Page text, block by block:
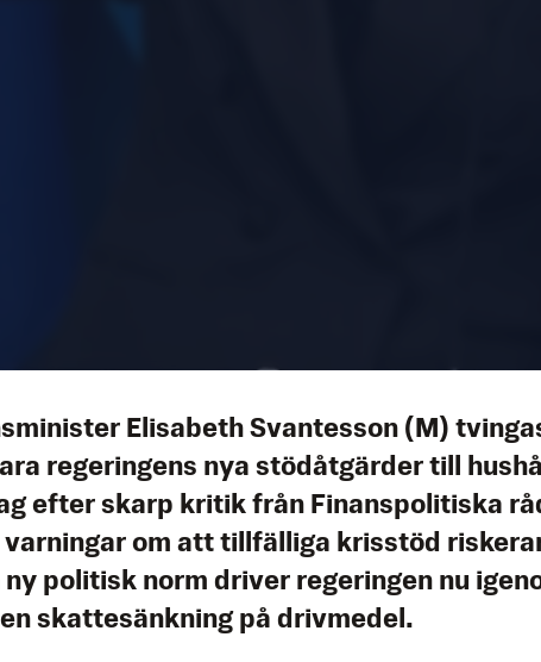
Elisabeth Svantesson (M)
regeringens nya stödåtgärder till
efter skarp kritik från Finanspolitiska
varningar om att tillfälliga krisstöd
ny politisk norm driver regeringen nu
skattesänkning på drivmedel.